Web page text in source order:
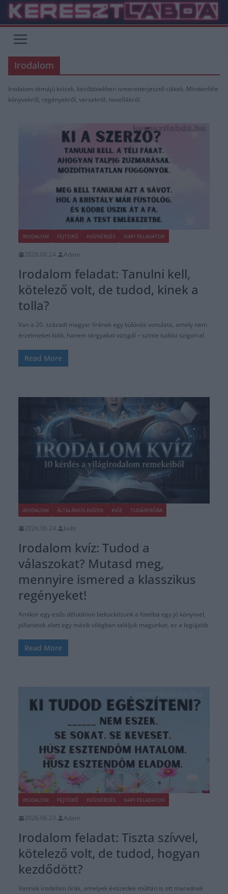
Skip
content
Irodalom
Irodalom témájú kvízek, későbbiekben ismeretterjesztő cikkek. Mindenféle
könyvekről, regényekről, versekről, novellákról.
IRODALOM FEJTÖRŐ KVÍZKÉRDÉS NAPI FELADATOK
2026.06.24. Adam
Irodalom feladat: Tanulni kell,
kötelező volt, de tudod, kinek a
tolla?
Van a 20. századi magyar lírának egy különös vonulata, amely nem
érzelmeket kiált, hanem tárgyakat vizsgál – szinte tudósi szigorral.
Read More
IRODALOM ÁLTALÁNOS KVÍZEK KVÍZ TUDÁSPRÓBA
2026.06.24. Judit
Irodalom kvíz: Tudod a
válaszokat? Mutasd meg,
mennyire ismered a klasszikus
regényeket!
Amikor egy esős délutánon bekuckózunk a fotelba egy jó könyvvel,
pillanatok alatt egy másik világban találjuk magunkat, ez a legújabb
Read More
IRODALOM FEJTÖRŐ KVÍZKÉRDÉS NAPI FELADATOK
2026.06.23. Adam
Irodalom feladat: Tiszta szívvel,
kötelező volt, de tudod, hogyan
kezdődött?
Vannak irodalom órák, amelyek évtizedek múltán is ott maradnak